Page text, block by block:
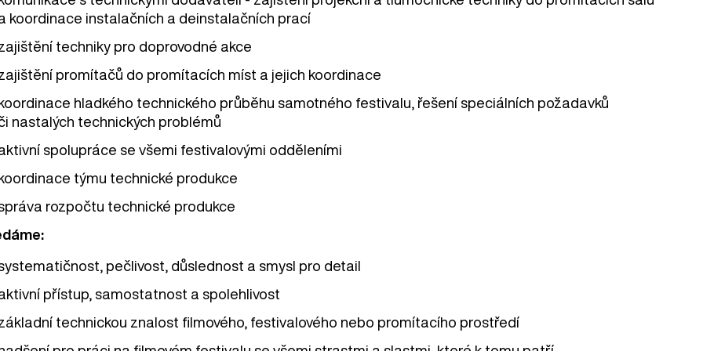
koordinace instalačních a deinstalačních prací
techniky pro doprovodné akce
promítačů do promítacích míst a jejich koordinace
hladkého technického průběhu samotného festivalu, řešení speciálních požadavků
nastalých technických problémů
spolupráce se všemi festivalovými odděleními
týmu technické produkce
rozpočtu technické produkce
pečlivost, důslednost a smysl pro detail
přístup, samostatnost a spolehlivost
technickou znalost filmového, festivalového nebo promítacího prostředí